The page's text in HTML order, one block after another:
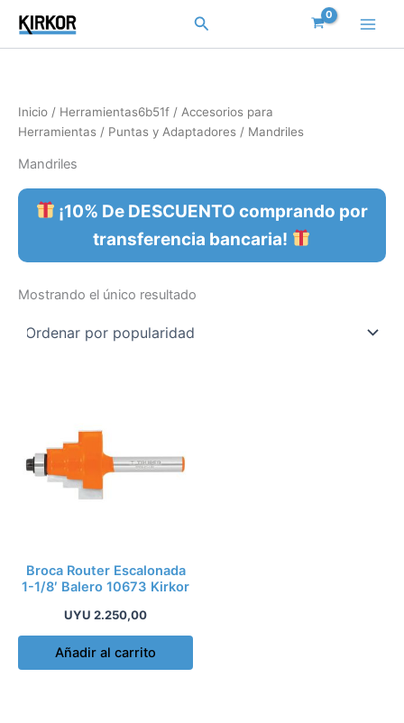
contenido
Buscar
Inicio / Herramientas6b51f / Accesorios para
Herramientas / Puntas y Adaptadores / Mandriles
Mandriles
¡10% De DESCUENTO comprando por
transferencia bancaria!
Mostrando el único resultado
Broca Router Escalonada
1-1/8′ Balero 10673 Kirkor
UYU 2.250,00
Añadir al carrito